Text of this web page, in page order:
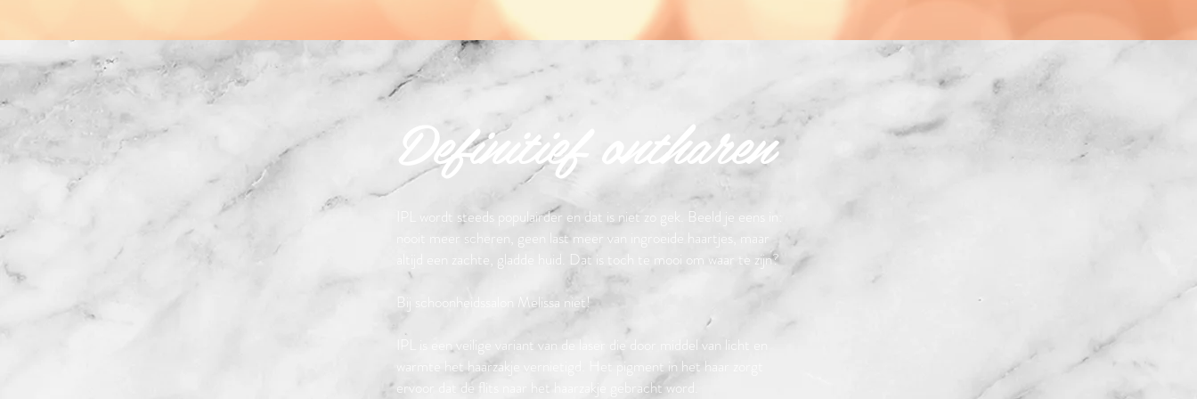
Definitief ontharen
IPL wordt steeds populairder en dat is niet zo gek. Beeld je eens in:
nooit meer scheren, geen last meer van ingroeide haartjes, maar
altijd een zachte, gladde huid. Dat is toch te mooi om waar te zijn?
Bij schoonheidssalon Melissa niet!
IPL is een veilige variant van de laser die door middel van licht en
warmte het haarzakje vernietigd. Het pigment in het haar zorgt
ervoor dat de flits naar het haarzakje gebracht word.